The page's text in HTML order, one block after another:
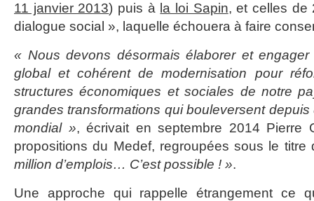
11 janvier 2013) puis à la loi Sapin, et celles de
dialogue social », laquelle échouera à faire
« Nous devons désormais élaborer et
global et cohérent de modernisation pour
structures économiques et sociales de notre
grandes transformations qui bouleversent
mondial », écrivait en septembre 2014 Pierre
propositions du Medef, regroupées sous le
million d’emplois… C’est possible ! ».
Une approche qui rappelle étrangement ce